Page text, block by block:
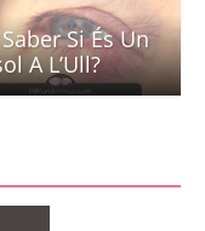
Si És Un
A L’Ull?